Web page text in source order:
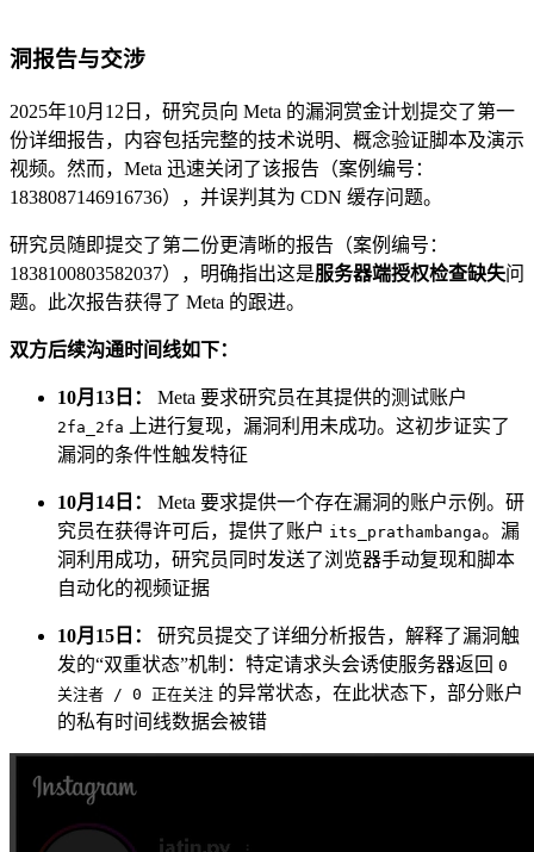
洞报告与交涉
2025年10月12日，研究员向 Meta 的漏洞赏金计划提交了第一
份详细报告，内容包括完整的技术说明、概念验证脚本及演示
视频。然而，Meta 迅速关闭了该报告（案例编号：
1838087146916736），并误判其为 CDN 缓存问题。
研究员随即提交了第二份更清晰的报告（案例编号：
1838100803582037），明确指出这是服务器端授权检查缺失问
题。此次报告获得了 Meta 的跟进。
双方后续沟通时间线如下：
10月13日： Meta 要求研究员在其提供的测试账户
2fa_2fa
上进行复现，漏洞利用未成功。这初步证实了
漏洞的条件性触发特征
10月14日：
Meta 要求提供一个存在漏洞的账户示例。研
究员在获得许可后，提供了账户 its_prathambanga。漏
洞利用成功，研究员同时发送了浏览器手动复现和脚本
自动化的视频证据
10月15日：
研究员提交了详细分析报告，解释了漏洞触
发的“双重状态”机制：特定请求头会诱使服务器返回 0
关注者 / 0 正在关注 的异常状态，在此状态下，部分账户
的私有时间线数据会被错